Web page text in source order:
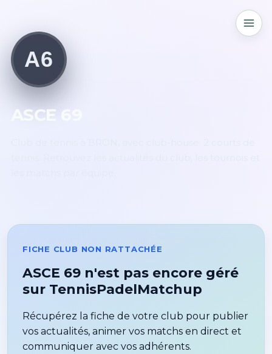
A6
ASCE 69
FICHE CLUB NON RATTACHÉE
ASCE 69 n'est pas encore géré
sur TennisPadelMatchup
Récupérez la fiche de votre club pour publier
vos actualités, animer vos matchs en direct et
communiquer avec vos adhérents.